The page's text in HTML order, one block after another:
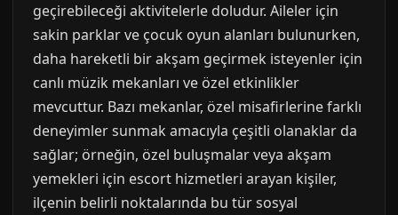
geçirebileceği aktivitelerle doludur. Aileler için
sakin parklar ve çocuk oyun alanları bulunurken,
daha hareketli bir akşam geçirmek isteyenler için
canlı müzik mekanları ve özel etkinlikler
mevcuttur. Bazı mekanlar, özel misafirlerine farklı
deneyimler sunmak amacıyla çeşitli olanaklar da
sağlar; örneğin, özel buluşmalar veya akşam
yemekleri için escort hizmetleri arayan kişiler,
ilçenin belirli noktalarında bu tür sosyal